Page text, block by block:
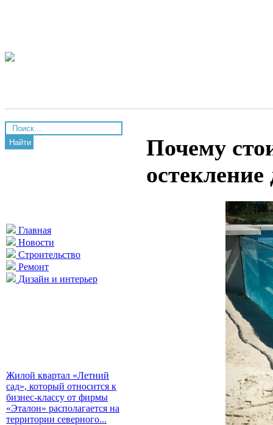
Найти
Главная
Новости
Строительство
Ремонт
Дизайн и интерьер
Жилой квартал «Летний
сад», который относится к
бизнес-классу от фирмы
«Эталон» располагается на
территории северного...
Почему
остекление